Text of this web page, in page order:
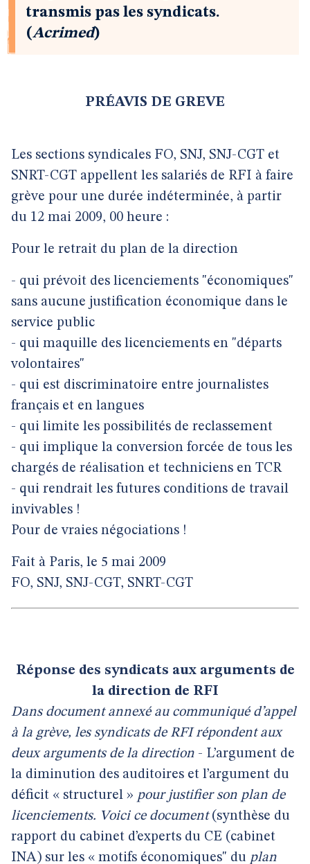
transmis pas les syndicats.
(Acrimed)
PRÉAVIS DE GREVE
Les sections syndicales FO, SNJ, SNJ-CGT et
SNRT-CGT appellent les salariés de RFI à faire
grève pour une durée indéterminée, à partir
du 12 mai 2009, 00 heure :
Pour le retrait du plan de la direction
- qui prévoit des licenciements "économiques"
sans aucune justification économique dans le
service public
- qui maquille des licenciements en "départs
volontaires"
- qui est discriminatoire entre journalistes
français et en langues
- qui limite les possibilités de reclassement
- qui implique la conversion forcée de tous les
chargés de réalisation et techniciens en TCR
- qui rendrait les futures conditions de travail
invivables !
Pour de vraies négociations !
Fait à Paris, le 5 mai 2009
FO, SNJ, SNJ-CGT, SNRT-CGT
Réponse des syndicats aux arguments de
la direction de RFI
Dans document annexé au communiqué d’appel
à la grève, les syndicats de RFI répondent aux
deux arguments de la direction - L’argument de
la diminution des auditoires et l’argument du
déficit « structurel » pour justifier son plan de
licenciements. Voici ce document (synthèse du
rapport du cabinet d’experts du CE (cabinet
INA) sur les « motifs économiques" du plan